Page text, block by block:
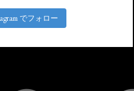
でフォロー